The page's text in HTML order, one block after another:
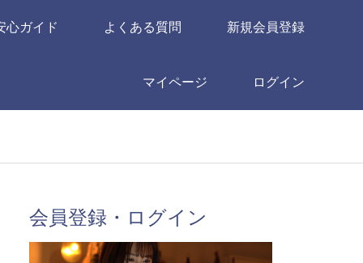
心ガイド よくある質問 新規会員登録
マイページ ログイン
会員登録・ログイン